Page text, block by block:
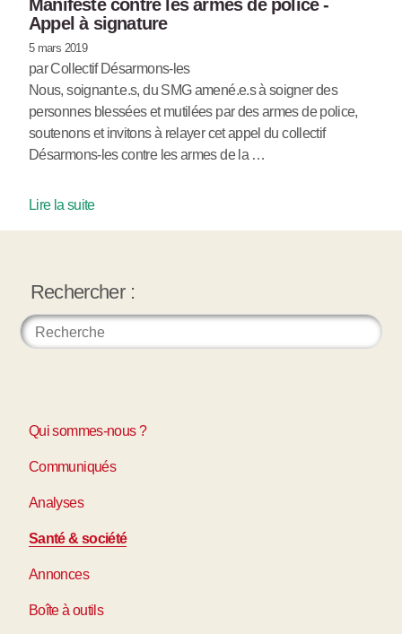
Manifeste contre les armes de police -
Appel à signature
5 mars 2019
par Collectif Désarmons-les
Nous, soignant.e.s, du SMG amené.e.s à soigner des
personnes blessées et mutilées par des armes de police,
soutenons et invitons à relayer cet appel du collectif
Désarmons-les contre les armes de la …
Lire la suite
Rechercher :
Qui sommes-nous ?
Communiqués
Analyses
Santé & société
Annonces
Boîte à outils